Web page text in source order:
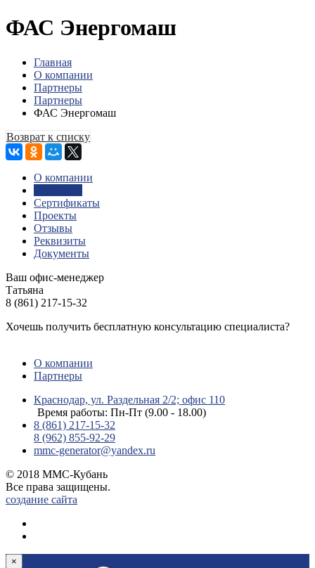
ФАС Энергомаш
Главная
О компании
Партнеры
Партнеры
ФАС Энергомаш
Возврат к списку
О компании
Сертификаты
Проекты
Отзывы
Реквизиты
Документы
Ваш офис-менеджер
Татьяна
8 (861) 217-15-32
Хочешь получить бесплатную консультацию специалиста?
О компании
Партнеры
Краснодар, ул. Раздельная 2/2; офис 110
Время работы: Пн-Пт (9.00 - 18.00)
8 (861) 217-15-32
8 (962) 855-92-29
mmc-generator@yandex.ru
© 2018 ММС-Кубань
Все права защищены.
создание сайта
×